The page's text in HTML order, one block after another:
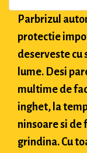
Parbrizul
protectie
deserveste cu
lume. Desi
multime de
inghet, la
ninsoare si de
grindina. Cu